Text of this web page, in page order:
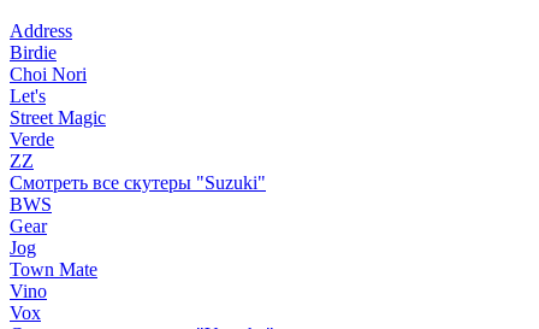
Address
Birdie
Choi Nori
Let's
Street Magic
Verde
ZZ
Смотреть все скутеры "Suzuki"
BWS
Gear
Jog
Town Mate
Vino
Vox